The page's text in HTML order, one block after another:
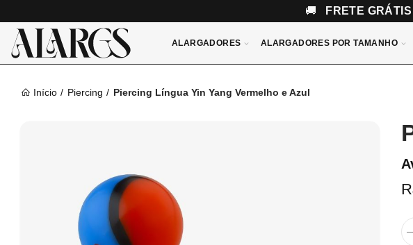
🚚 FRETE GRÁTIS
ALARGADORES ALARGADORES POR TAMANHO
Início Piercing Piercing Língua Yin Yang Vermelho e Azul